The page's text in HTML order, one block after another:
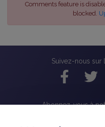
Comments feature is
blocked.
Suivez-nous sur
Abonnez-vous à